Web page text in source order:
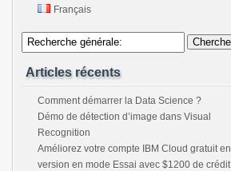
Français
Articles récents
Comment démarrer la Data Science ?
Démo de détection d’image dans Visual
Recognition
Améliorez votre compte IBM Cloud gratuit en
version en mode Essai avec $1200 de crédit